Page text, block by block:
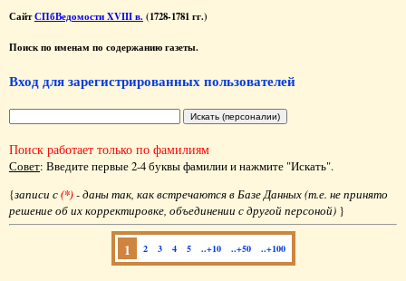
СайтСПбВедомости XVIII в. (1728-1781 гг.)
Поиск по именам по содержанию газеты.
Вход для зарегистрированных пользователей
Поиск работает только по фамилиям
Совет: Введите первые 2-4 буквы фамилии и нажмите "Искать".
{записи с(*)- даны так, как встречаются в Базе Данных (т.е. не принято
решение об их корректировке, объединении с другой персоной) }
1 2 3 4 5 ..+10 ..+50 ..+100